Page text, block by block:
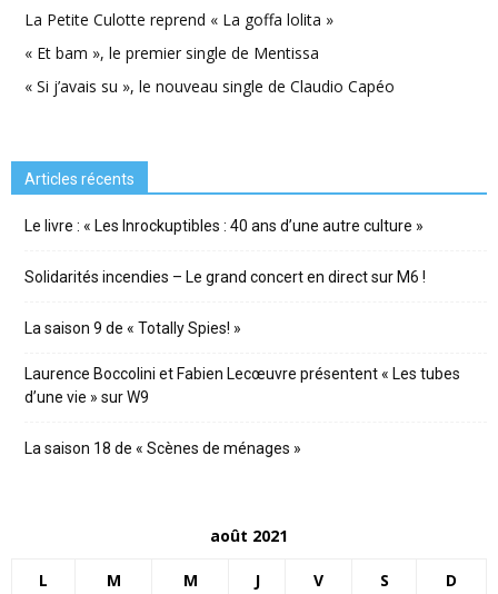
La Petite Culotte reprend « La goffa lolita »
« Et bam », le premier single de Mentissa
« Si j’avais su », le nouveau single de Claudio Capéo
Articles récents
Le livre : « Les Inrockuptibles : 40 ans d’une autre culture »
Solidarités incendies – Le grand concert en direct sur M6 !
La saison 9 de « Totally Spies! »
Laurence Boccolini et Fabien Lecœuvre présentent « Les tubes
d’une vie » sur W9
La saison 18 de « Scènes de ménages »
août 2021
L M M J V S D